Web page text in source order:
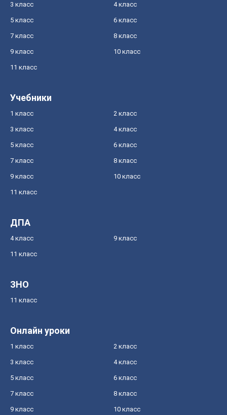
3 класс 4 класс
5 класс 6 класс
7 класс 8 класс
9 класс 10 класс
11 класс
Учебники
1 класс 2 класс
3 класс 4 класс
5 класс 6 класс
7 класс 8 класс
9 класс 10 класс
11 класс
ДПА
4 класс 9 класс
11 класс
ЗНО
11 класс
Онлайн уроки
1 класс 2 класс
3 класс 4 класс
5 класс 6 класс
7 класс 8 класс
9 класс 10 класс